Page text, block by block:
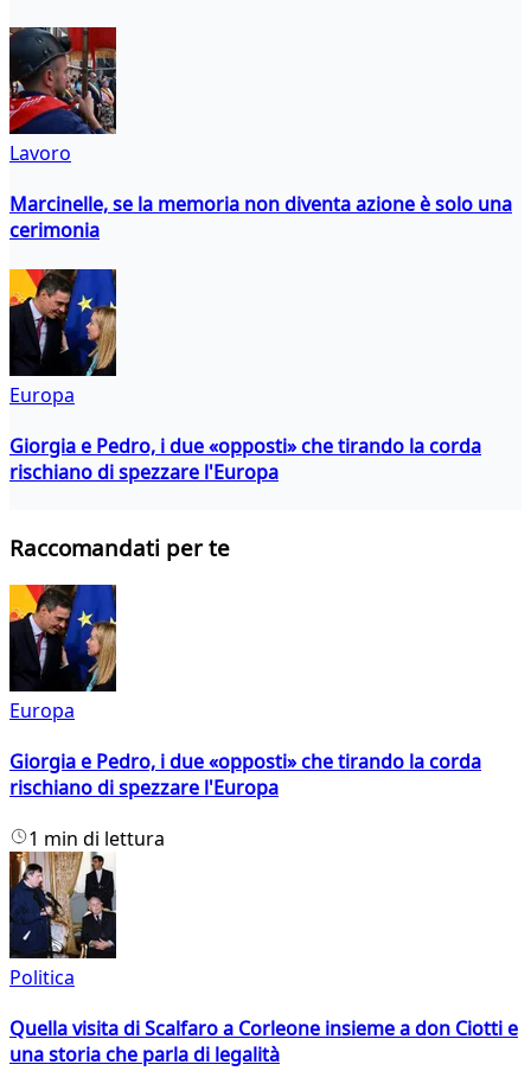
Lavoro
Marcinelle, se la memoria non diventa azione è solo una
cerimonia
Europa
Giorgia e Pedro, i due «opposti» che tirando la corda
rischiano di spezzare l'Europa
Raccomandati per te
Europa
Giorgia e Pedro, i due «opposti» che tirando la corda
rischiano di spezzare l'Europa
1 min di lettura
Politica
Quella visita di Scalfaro a Corleone insieme a don Ciotti e
una storia che parla di legalità